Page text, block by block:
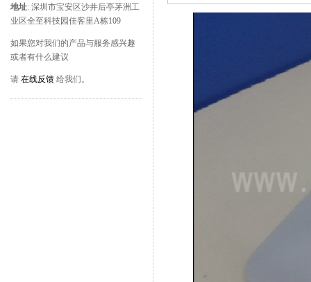
地址: 深圳市宝安区沙井后亭茅洲工
业区全至科技园佳客里A栋109
如果您对我们的产品与服务感兴趣
或者有什么建议
请 在线反馈 给我们。